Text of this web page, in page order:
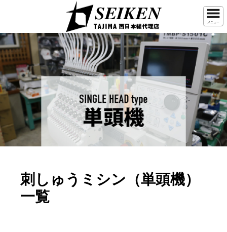
メニュー
刺しゅうミシン（単頭機）
一覧